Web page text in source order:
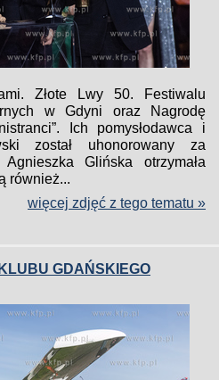
Złote Lwy 50. Festiwalu
w Gdyni oraz Nagrodę
Ich pomysłodawca i
został uhonorowany za
Glińska otrzymała
również...
więcej zdjęć z tego tematu »
GDAŃSKIEGO